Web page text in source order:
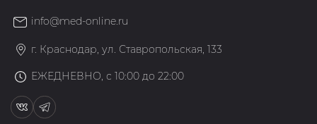
info@med-online.ru
г. Краснодар, ул. Ставропольская, 133
ЕЖЕДНЕВНО, с 10:00 до 22:00